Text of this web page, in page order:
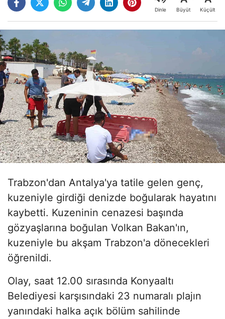
Dinle Büyüt Küçült
Trabzon'dan Antalya'ya tatile gelen genç,
kuzeniyle girdiği denizde boğularak hayatını
kaybetti. Kuzeninin cenazesi başında
gözyaşlarına boğulan Volkan Bakan'ın,
kuzeniyle bu akşam Trabzon'a dönecekleri
öğrenildi.
Olay, saat 12.00 sırasında Konyaaltı
Belediyesi karşısındaki 23 numaralı plajın
yanındaki halka açık bölüm sahilinde